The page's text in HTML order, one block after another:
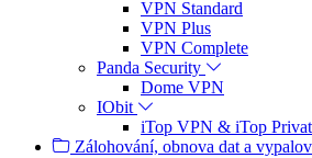
VPN Standard
VPN Plus
VPN Complete
Panda Security
Dome VPN
IObit
iTop VPN & iTop
Zálohování, obnova dat a